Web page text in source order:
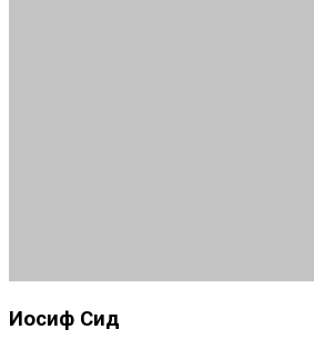
Иосиф Сид